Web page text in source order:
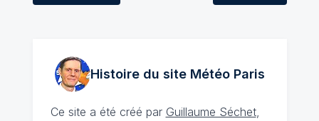
Histoire du site MétéoParis
Ce site a été créé par Guillaume Séchet,